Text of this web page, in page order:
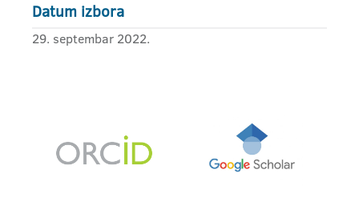
Datum izbora
29. septembar 2022.